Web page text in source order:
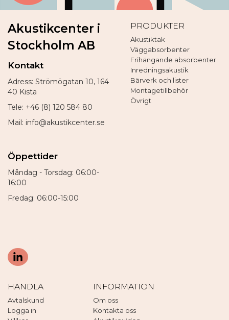
Akustikcenter i
Stockholm AB
Kontakt
Adress: Strömögatan 10, 164
40 Kista
Tele: +46 (8) 120 584 80
Mail: info@akustikcenter.se
Öppettider
Måndag - Torsdag: 06:00-
16:00
Fredag: 06:00-15:00
PRODUKTER
Akustiktak
Väggabsorbenter
Frihängande absorbenter
Inredningsakustik
Bärverk och lister
Montagetillbehör
Övrigt
HANDLA
Avtalskund
Logga in
INFORMATION
Om oss
Kontakta oss